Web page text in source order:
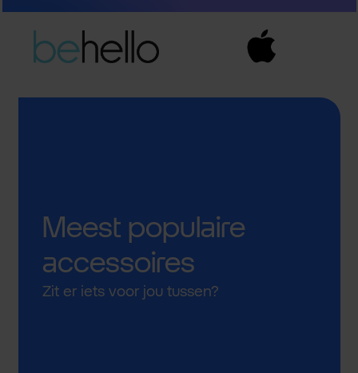
Meest populaire
accessoires
Zit er iets voor jou tussen?